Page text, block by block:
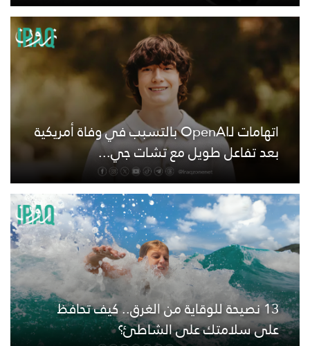
اتهامات لـOpenAI بالتسبب في وفاة أمريكية
بعد تفاعل طويل مع تشات جي...
13 نصيحة للوقاية من الغرق.. كيف تحافظ
على سلامتك على الشاطئ؟